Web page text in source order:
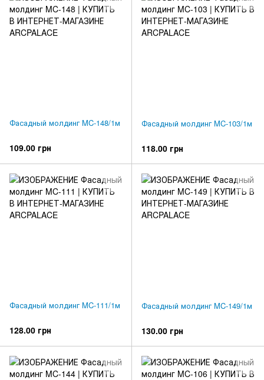
Фасадный молдинг MC-148/1м
109.00 грн
Фасадный молдинг MC-103/1м
118.00 грн
Фасадный молдинг MC-111/1м
128.00 грн
Фасадный молдинг MC-149/1м
130.00 грн